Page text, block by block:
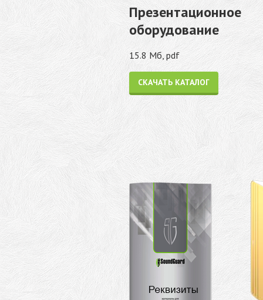
Презентационное
оборудование
15.8 Мб, pdf
СКАЧАТЬ КАТАЛОГ